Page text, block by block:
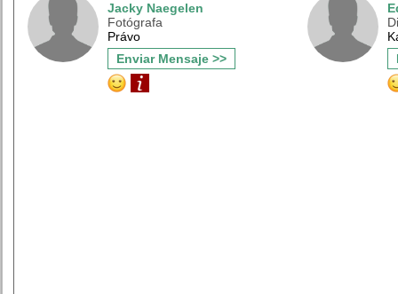
Jacky Naegelen
Fotógrafa
Právo
Enviar Mensaje >>